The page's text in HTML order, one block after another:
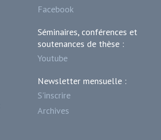
Facebook
Séminaires, conférences et
soutenances de thèse :
Youtube
Newsletter mensuelle :
S'inscrire
Archives